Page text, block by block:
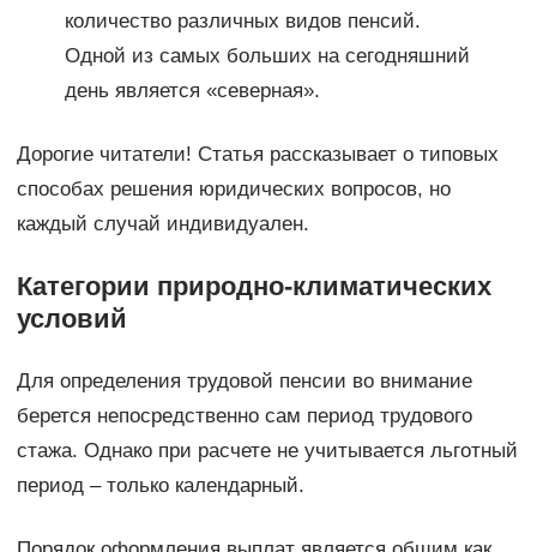
количество различных видов пенсий.
Одной из самых больших на сегодняшний
день является «северная».
Дорогие читатели! Статья рассказывает о типовых
способах решения юридических вопросов, но
каждый случай индивидуален.
Категории природно-климатических
условий
Для определения трудовой пенсии во внимание
берется непосредственно сам период трудового
стажа. Однако при расчете не учитывается льготный
период – только календарный.